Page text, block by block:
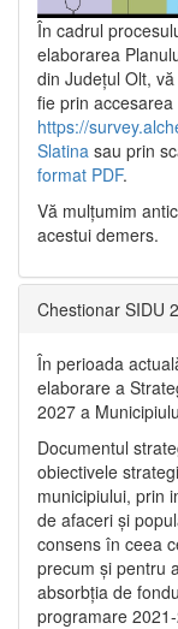
În cadrul
elaborarea
din Județul Olt,
fie prin accesarea
https://
Slatina sau prin
format PDF.
Vă mulţumim
acestui demers.
Chestionar SIDU
În perioada
elaborare a
2027 a
Documentul
obiectivele
municipiului, prin
de afaceri și
consens în ceea
precum și pentru
absorbția de
programare